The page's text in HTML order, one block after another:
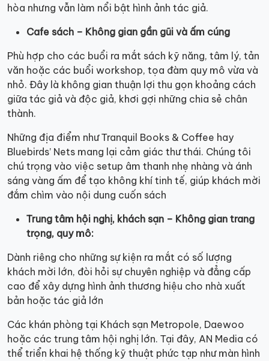
hòa nhưng vẫn làm nổi bật hình ảnh tác giả.
Cafe sách – Không gian gần gũi và ấm cúng
Phù hợp cho các buổi ra mắt sách kỹ năng, tâm lý, tản
văn hoặc các buổi workshop, tọa đàm quy mô vừa và
nhỏ. Đây là không gian thuận lợi thu gọn khoảng cách
giữa tác giả và độc giả, khơi gợi những chia sẻ chân
thành.
Những địa điểm như Tranquil Books & Coffee hay
Bluebirds’ Nets mang lại cảm giác thư thái. Chúng tôi
chú trọng vào việc setup âm thanh nhẹ nhàng và ánh
sáng vàng ấm để tạo không khí tinh tế, giúp khách mời
đắm chìm vào nội dung cuốn sách
Trung tâm hội nghị, khách sạn – Không gian trang
trọng, quy mô:
Dành riêng cho những sự kiện ra mắt có số lượng
khách mời lớn, đòi hỏi sự chuyên nghiệp và đẳng cấp
cao để xây dựng hình ảnh thương hiệu cho nhà xuất
bản hoặc tác giả lớn
Các khán phòng tại Khách sạn Metropole, Daewoo
hoặc các trung tâm hội nghị lớn. Tại đây, AN Media có
thể triển khai hệ thống kỹ thuật phức tạp như màn hình